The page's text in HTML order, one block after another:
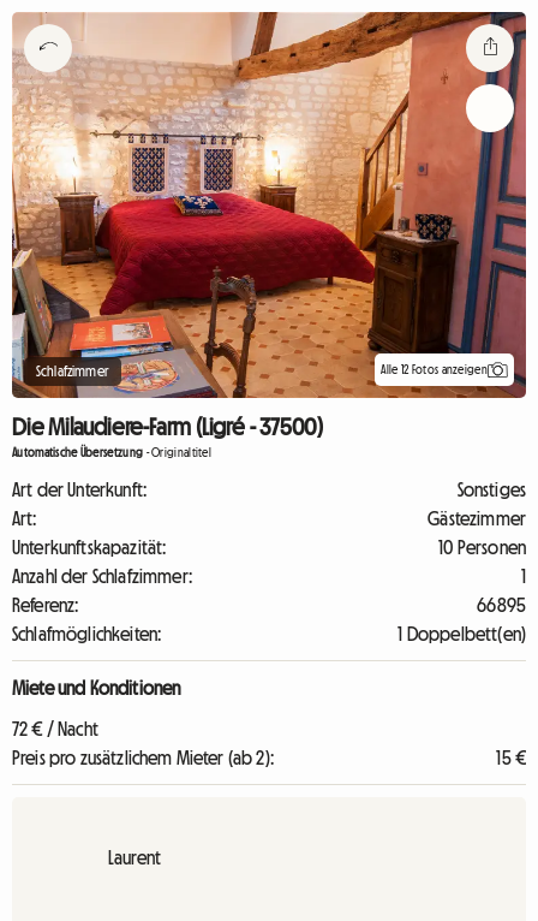
Schlafzimmer Alle 12 Fotos anzeigen
Die Milaudiere-Farm (Ligré - 37500)
Automatische Übersetzung -Originaltitel
Art der Unterkunft:
Sonstiges
Art:
Gästezimmer
Unterkunftskapazität:
10 Personen
Anzahl der Schlafzimmer:
1
Referenz:
66895
Schlafmöglichkeiten:
1 Doppelbett(en)
Miete und Konditionen
72 € / Nacht
Preis pro zusätzlichem Mieter (ab 2):
15 €
Laurent